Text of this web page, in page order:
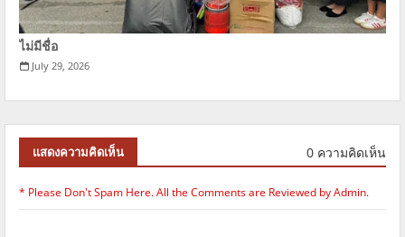
ไม่มีชื่อ
July 29, 2026
แสดงความคิดเห็น 0 ความคิดเห็น
* Please Don't Spam Here. All the Comments are Reviewed by Admin.